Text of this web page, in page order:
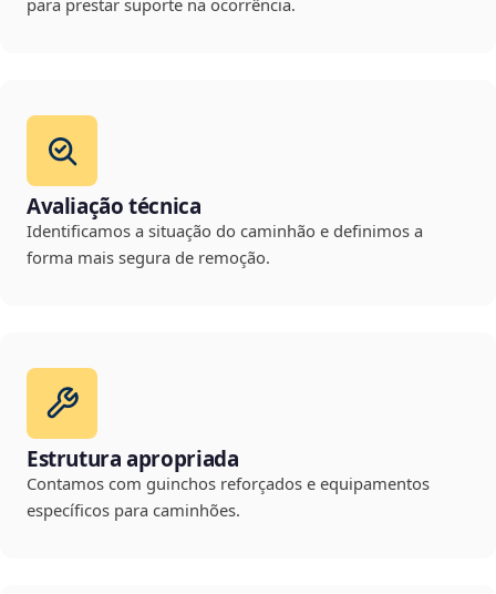
para prestar suporte na ocorrência.
Avaliação técnica
Identificamos a situação do caminhão e definimos a
forma mais segura de remoção.
Estrutura apropriada
Contamos com guinchos reforçados e equipamentos
específicos para caminhões.